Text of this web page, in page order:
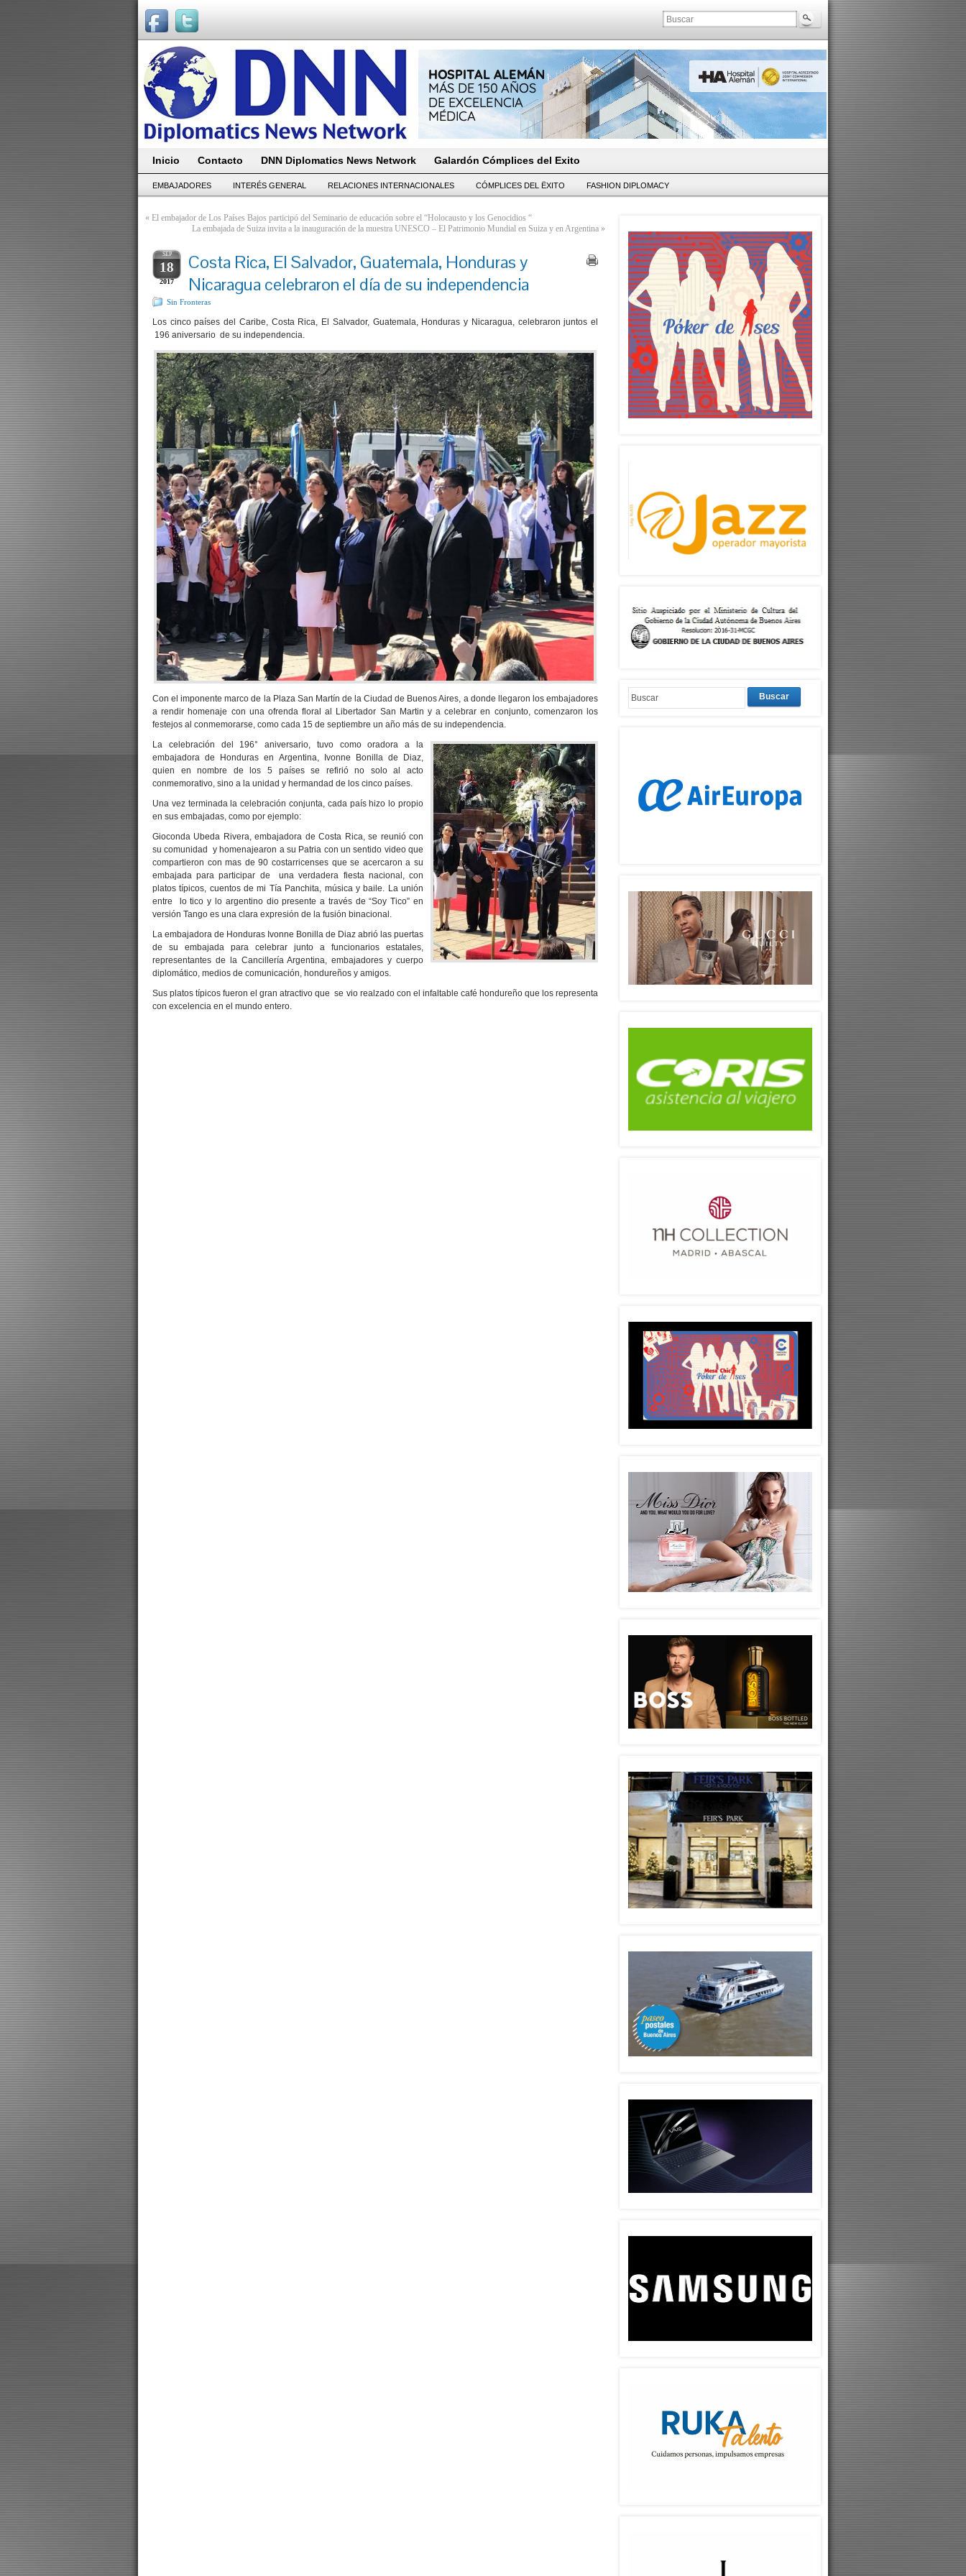
Inicio Contacto DNN Diplomatics News Network Galardón Cómplices del Exito
EMBAJADORES INTERÉS GENERAL RELACIONES INTERNACIONALES CÓMPLICES DEL ËXITO FASHION DIPLOMACY
« El embajador de Los Países Bajos participó del Seminario de educación sobre el “Holocausto y los Genocidios “
La embajada de Suiza invita a la inauguración de la muestra UNESCO – El Patrimonio Mundial en Suiza y en Argentina »
SEP
18
2017
Costa Rica, El Salvador, Guatemala, Honduras y
Nicaragua celebraron el día de su independencia
Sin Fronteras
Los cinco países del Caribe, Costa Rica, El Salvador, Guatemala, Honduras y Nicaragua, celebraron juntos el
196 aniversario de su independencia.
Con el imponente marco de la Plaza San Martín de la Ciudad de Buenos Aires, a donde llegaron los embajadores
a rendir homenaje con una ofrenda floral al Libertador San Martin y a celebrar en conjunto, comenzaron los
festejos al conmemorarse, como cada 15 de septiembre un año más de su independencia.
La celebración del 196° aniversario, tuvo como oradora a la
embajadora de Honduras en Argentina, Ivonne Bonilla de Diaz,
quien en nombre de los 5 países se refirió no solo al acto
conmemorativo, sino a la unidad y hermandad de los cinco países.
Una vez terminada la celebración conjunta, cada país hizo lo propio
en sus embajadas, como por ejemplo:
Gioconda Ubeda Rivera, embajadora de Costa Rica, se reunió con
su comunidad y homenajearon a su Patria con un sentido video que
compartieron con mas de 90 costarricenses que se acercaron a su
embajada para participar de una verdadera fiesta nacional, con
platos típicos, cuentos de mi Tía Panchita, música y baile. La unión
entre lo tico y lo argentino dio presente a través de “Soy Tico” en
versión Tango es una clara expresión de la fusión binacional.
La embajadora de Honduras Ivonne Bonilla de Diaz abrió las puertas
de su embajada para celebrar junto a funcionarios estatales,
representantes de la Cancillería Argentina, embajadores y cuerpo
diplomático, medios de comunicación, hondureños y amigos.
Sus platos típicos fueron el gran atractivo que se vio realzado con el infaltable café hondureño que los representa
con excelencia en el mundo entero.
Buscar